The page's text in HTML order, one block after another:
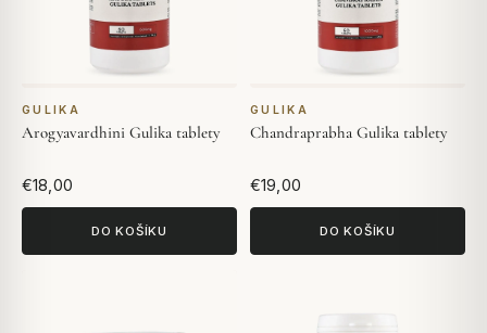
GULIKA
Arogyavardhini Gulika tablety
€18,00
DO KOŠÍKU
GULIKA
Chandraprabha Gulika tablety
€19,00
DO KOŠÍKU